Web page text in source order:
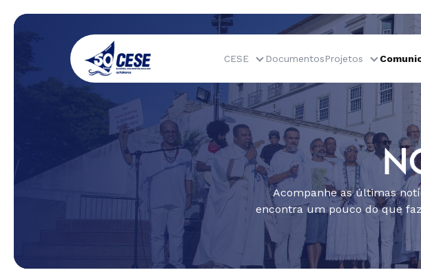
CESE DocumentosProjetos
Acompanhe as últimas
encontra um pouco do que